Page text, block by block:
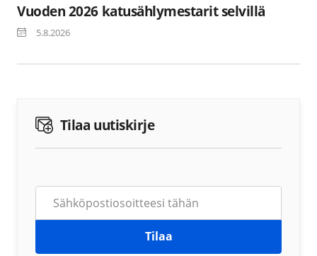
Vuoden 2026 katusählymestarit selvillä
5.8.2026
Tilaa uutiskirje
Tilaa